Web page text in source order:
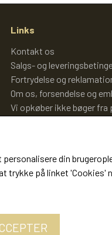
Links
Kontakt os
Salgs- og
Fortrydelse og
Om os, forsendelse og
Vi opkøber ikke bøger fra
din
trykke på linket 'Cookies'